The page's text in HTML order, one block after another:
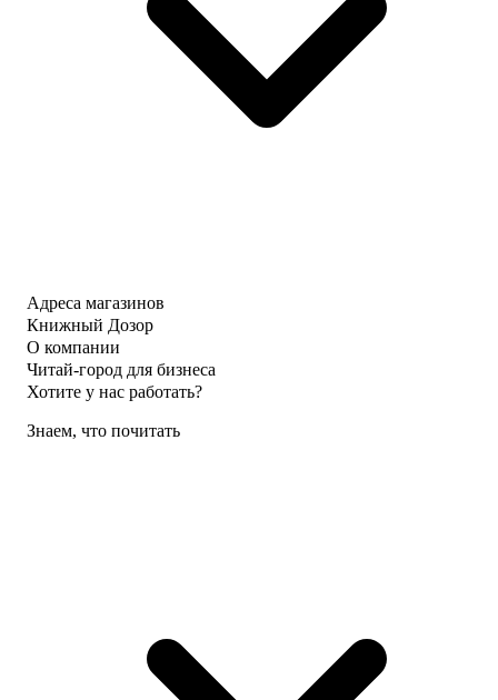
Адреса магазинов
Книжный Дозор
О компании
Читай-город для бизнеса
Хотите у нас работать?
Знаем, что почитать